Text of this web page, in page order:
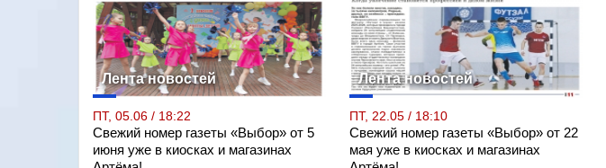
Лента новостей
ПТ, 05.06 / 18:22
Свежий номер газеты «Выбор» от 5
июня уже в киосках и магазинах
Лента новостей
ПТ, 22.05 / 18:10
Свежий номер газеты «Выбор» от 22
мая уже в киосках и магазинах